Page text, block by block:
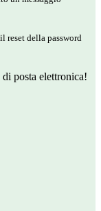
reset della password
posta elettronica!